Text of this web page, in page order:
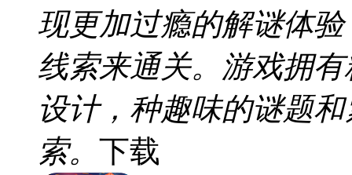
现更加过瘾的解谜体
线索来通关。游戏拥
设计，种趣味的谜题
索。 下载